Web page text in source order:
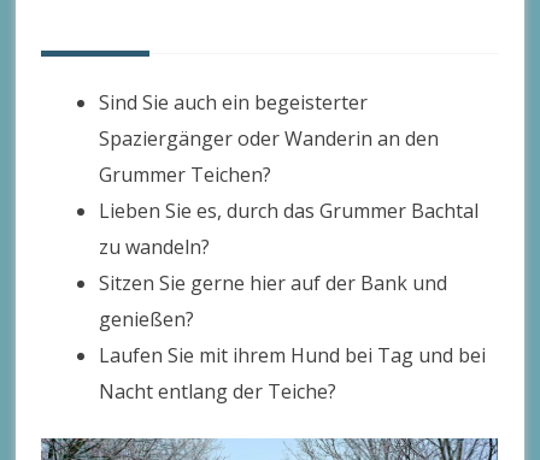
Sind Sie auch ein begeisterter
Spaziergänger oder Wanderin an den
Grummer Teichen?
Lieben Sie es, durch das Grummer Bachtal
zu wandeln?
Sitzen Sie gerne hier auf der Bank und
genießen?
Laufen Sie mit ihrem Hund bei Tag und bei
Nacht entlang der Teiche?